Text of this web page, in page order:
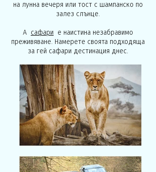
на лунна вечеря или тост с шампанско по
залез слънце.
А сафари е наистина незабравимо
преживяване. Намерете своята подходяща
за гей сафари дестинация днес.